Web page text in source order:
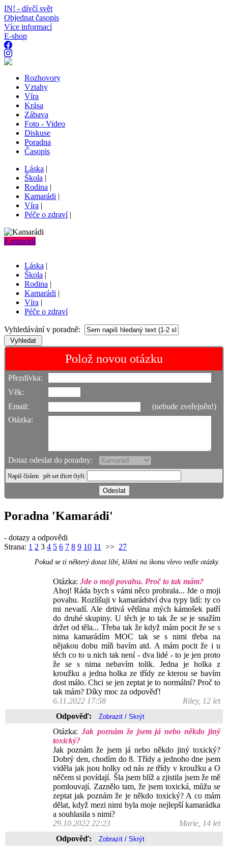
IN! - dívčí svět
Objednat časopis
Více informací
E-shop
Rozhovory
Vztahy
Víra
Krása
Zábava
Foto - Video
Diskuse
Poradna
Časopis
Láska |
Škola |
Rodina |
Kamarádi |
Víra |
Péče o zdraví|
Kamarádi
Láska |
Škola |
Rodina |
Kamarádi |
Víra |
Péče o zdraví
Vyhledávání v poradně:
Polož novou otázku
Přezdívka:
Věk:
Email:
(nebude zveřejněn!)
Otázka:
Dotaz odeslat do poradny:
Napiš číslem pět set třicet čtyři:
Poradna 'Kamarádi'
- dotazy a odpovědi
Strana: 1 2 3 4 5 6 7 8 9 10 11 >> 27
Pokud se ti některý dotaz líbí, klikni na ikonu vlevo vedle otázky.
Otázka: Jde o moji povahu. Proč to tak mám?
Ahoj! Ráda bych s vámi něco probrala... Jde o moji
povahu. Rozlišuji v kamarádství dva typy lidí: ty co
mi nevadí. Ale drtivá většina mých kámošek patří
do druhé skupiny. U těch je to tak že se je snažím
držet od těla... Třeba tak že když mám pocit že se s
nima kamarádím MOC tak se s nimi třeba na
nějakou dobu míň bavím atd. A mám pocit že i u
těch co to u nich tak není - dva lidé - to je jen proto
že se s nima nebavím tolik. Jedna je holka z
kroužku a jedna holka ze třídy ze kterou se bavím
dost málo. Chci se jen zeptat je to normální? Proč to
tak mám? Díky moc za odpověď!
6.11.2022 17:58
Riley, 12 let
Odpověď:
Otázka: Jak poznám že jsem já nebo někdo jiný
toxický?
Jak poznám že jsem já nebo někdo jiný toxický?
Dobrý den, chodím do 8. Třídy a jednoho dne jsem
viděla jak jsou holky od nás ze třídy v kroužku a O
něčem si povídají. Šla jsem blíž a zjistila jsem že mě
pomlouvají. Zaznělo tam, že jsem toxická, můžu se
zeptat jak poznám že je někdo toxický? A co mám
dělat, když mezi nimi byla moje nejlepší kamarádka
a souhlasila s nimi?
29.10.2022 22:23
Marie, 14 let
Odpověď: